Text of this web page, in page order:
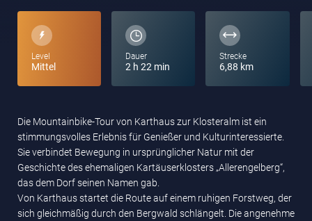
Level
Mittel
Dauer
2 h 22 min
Strecke
6,88 km
Die Mountainbike-Tour von Karthaus zur Klosteralm ist ein
stimmungsvolles Erlebnis für Genießer und Kulturinteressierte.
Sie verbindet Bewegung in ursprünglicher Natur mit der
Geschichte des ehemaligen Kartäuserklosters „Allerengelberg“,
das dem Dorf seinen Namen gab.
Von Karthaus startet die Route auf einem ruhigen Forstweg, der
sich gleichmäßig durch den Bergwald schlängelt. Die angenehme